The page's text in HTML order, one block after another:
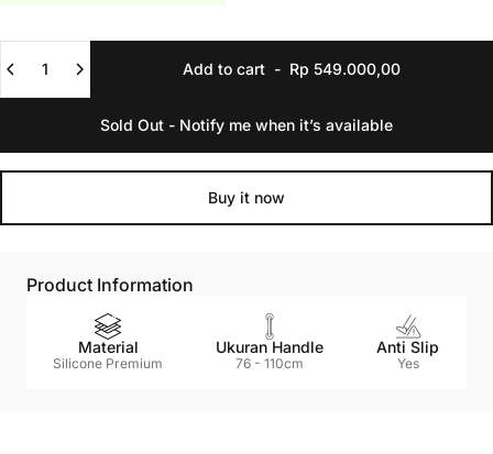
Add to cart - Rp 549.000,00
Sold Out - Notify me when it’s available
Buy it now
Product Information
Material
Silicone Premium
Ukuran Handle
76 - 110cm
Anti Slip
Yes